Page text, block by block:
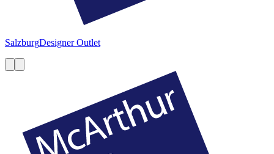
SalzburgDesigner Outlet